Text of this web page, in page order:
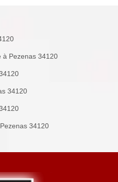
à Pezenas 34120
34120
34120